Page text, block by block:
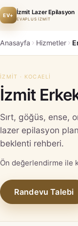
EV+ İzmit Lazer Epilasyon
EVAPLUS İZMİT
Anasayfa Hizmetler
İZMIT · KOCAELI
İzmit
Sırt, göğüs, ense,
lazer epilasyon
beklenti rehberi.
Ön değerlendirme ile
Randevu Talebi